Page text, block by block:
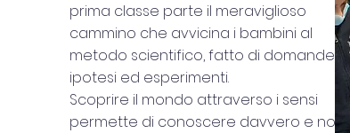
prima classe parte il meraviglioso
cammino che avvicina i bambini al
metodo scientifico, fatto di domande,
ipotesi ed esperimenti.
Scoprire il mondo attraverso i sensi
permette di conoscere davvero e non